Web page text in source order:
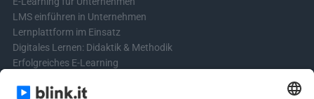
LMS einführen in Unternehmen
Lernplattform im Einsatz
Digitales Lernen: Didaktik & Methodik
Erfolgreiches E-Learning
Learning & Development